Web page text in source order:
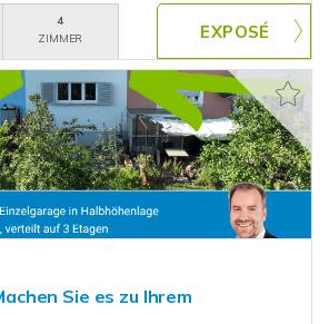
4
ZIMMER
Sie es zu Ihrem